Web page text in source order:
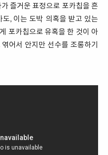
즐거운 표정으로 포카칩을 흔
, 이는 도박 의혹을 받고 있는
포카칩으로 유혹을 한 것이 아
어서 안지만 선수를 조롱하기